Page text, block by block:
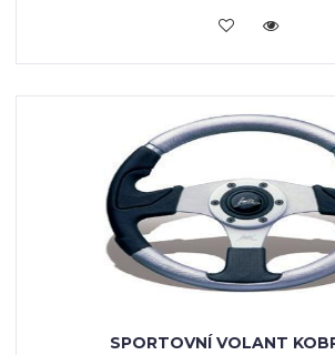
KOUPIT
SPORTOVNÍ VOLANT